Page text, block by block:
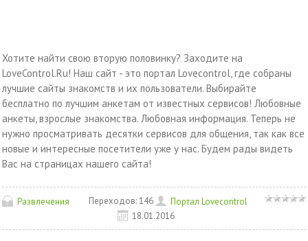
Хотите найти свою вторую половинку? Заходите на
LoveControl.Ru! Наш сайт - это портал Lovecontrol, где собраны
лучшие сайты знакомств и их пользователи. Выбирайте
бесплатно по лучшим анкетам от известных сервисов! Любовные
анкеты, взрослые знакомства. Любовная информация. Теперь не
нужно просматривать десятки сервисов для общения, так как все
новые и интересные посетители уже у нас. Будем рады видеть
Вас на страницах нашего сайта!
Развлечения Переходов:146
Портал Lovecontrol
18.01.2016